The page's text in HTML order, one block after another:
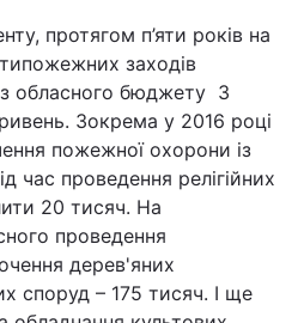
Статті
Думки
Вакансії
протягом п’яти років на
заходів
з обласного бюджету 3
Зокрема у 2016 році
пожежної охорони із
час проведення релігійних
20 тисяч. На
проведення
дерев'яних
споруд – 175 тисяч. І ще